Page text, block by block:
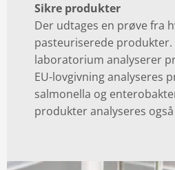
Sikre produkter
Der udtages en prøve fra
pasteuriserede produkter.
laboratorium analyserer
EU-lovgivning analyseres
salmonella og
produkter analyseres